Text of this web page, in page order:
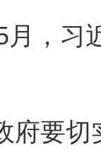
习近
要切